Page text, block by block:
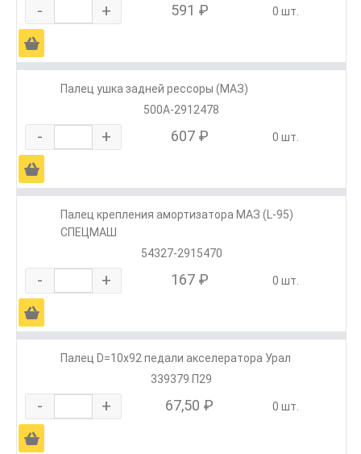
- + 591 ₽ 0 шт.
Ä
Палец ушка задней рессоры (МАЗ)
500А-2912478
- + 607 ₽ 0 шт.
Ä
Палец крепления амортизатора МАЗ (L-95)
СПЕЦМАШ
54327-2915470
- + 167 ₽ 0 шт.
Ä
Палец D=10х92 педали акселератора Урал
339379 П29
- + 67,50 ₽ 0 шт.
Ä